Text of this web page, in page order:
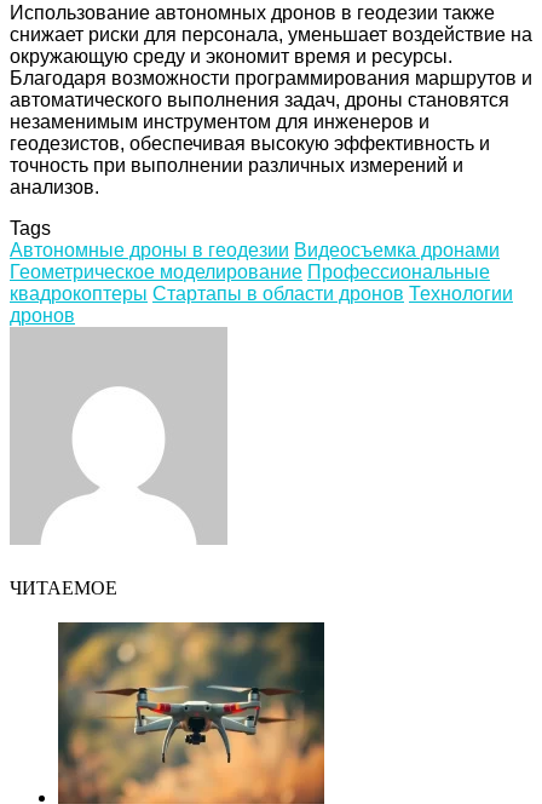
Использование автономных дронов в геодезии также
снижает риски для персонала, уменьшает воздействие на
окружающую среду и экономит время и ресурсы.
Благодаря возможности программирования маршрутов и
автоматического выполнения задач, дроны становятся
незаменимым инструментом для инженеров и
геодезистов, обеспечивая высокую эффективность и
точность при выполнении различных измерений и
анализов.
Tags
Автономные дроны в геодезии Видеосъемка дронами
Геометрическое моделирование Профессиональные
квадрокоптеры Стартапы в области дронов Технологии
дронов
ЧИТАЕМОЕ